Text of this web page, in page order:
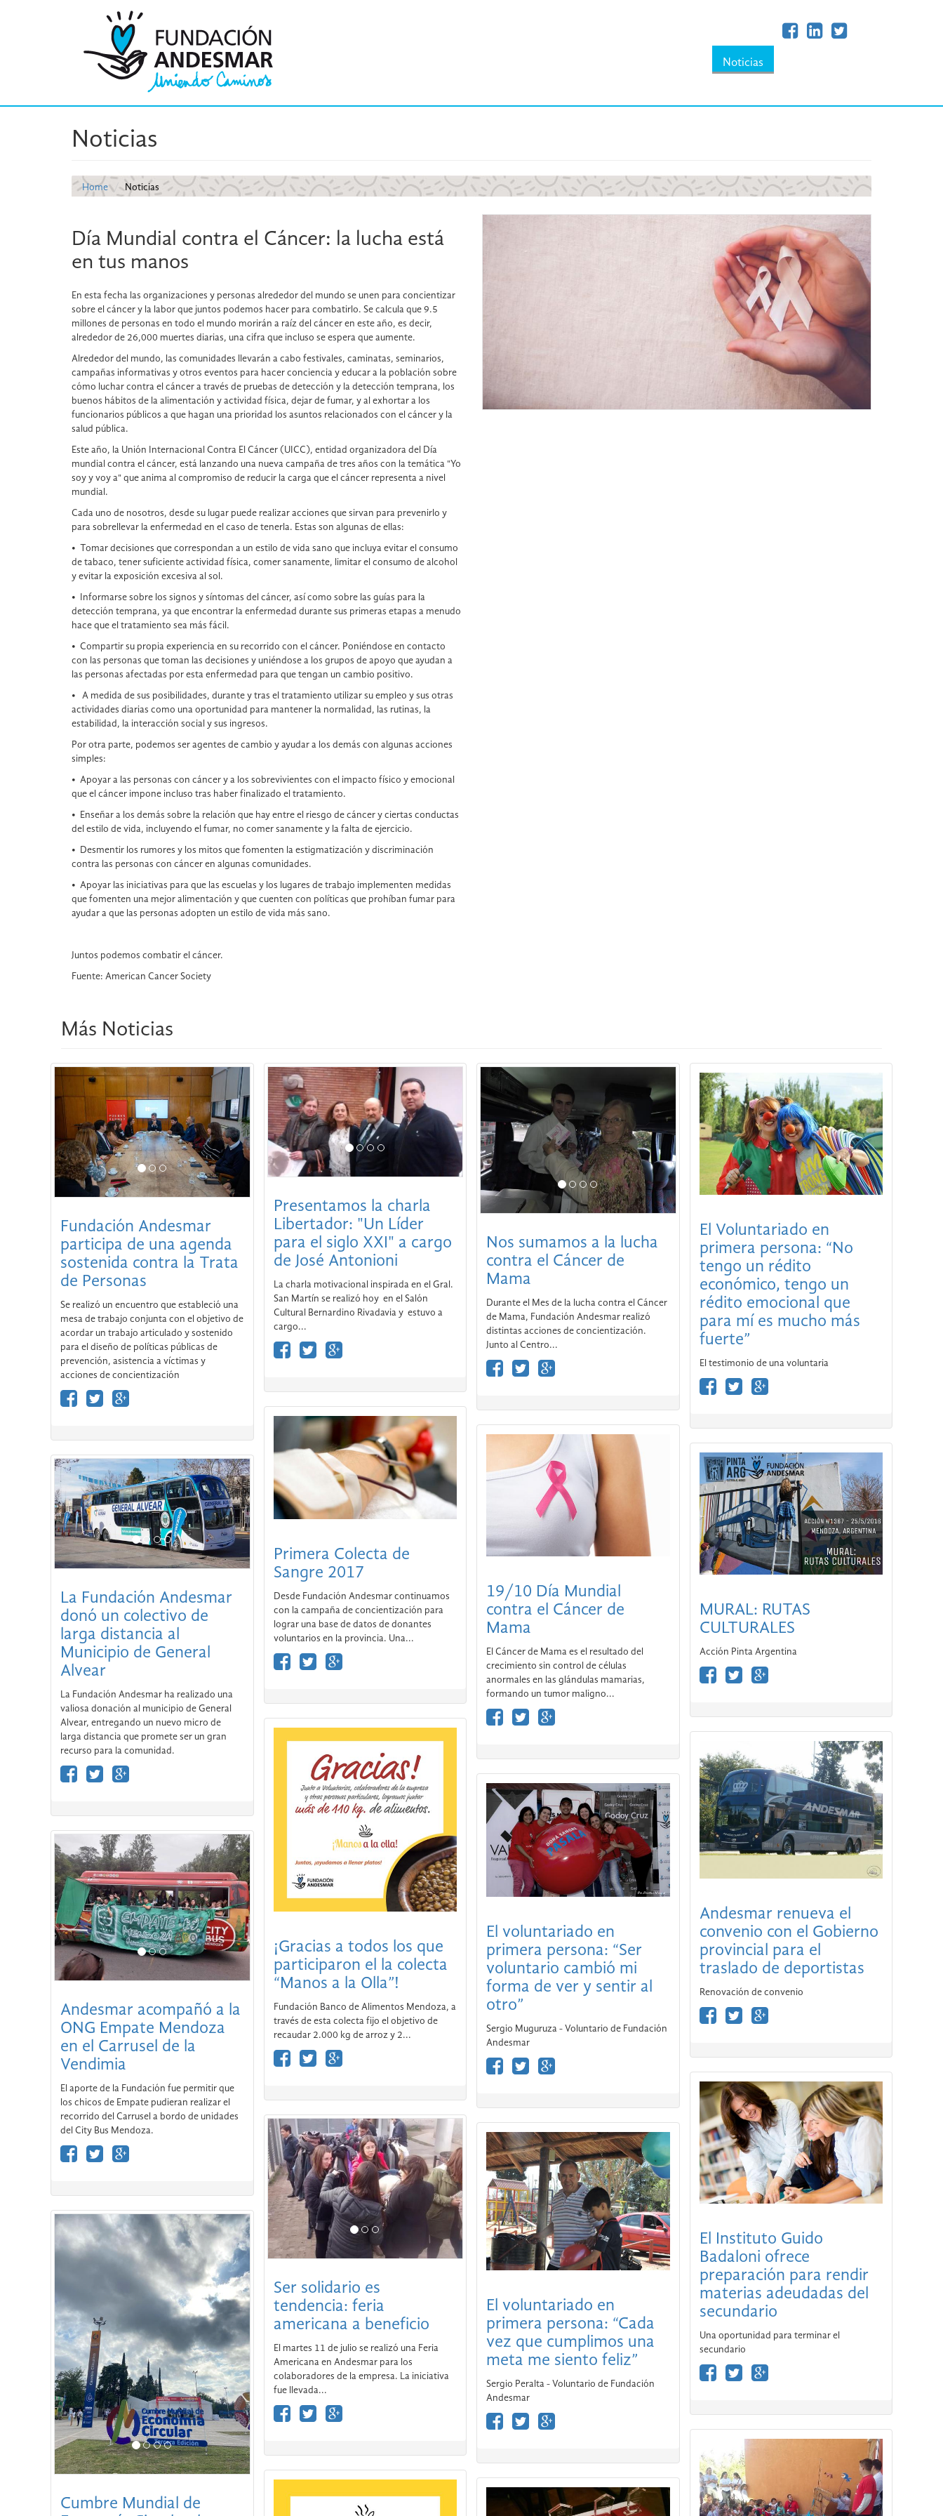
Noticias
Noticias
Home Noticias
Día Mundial contra el Cáncer: la lucha está
en tus manos
En esta fecha las organizaciones y personas alrededor del mundo se unen para concientizar
sobre el cáncer y la labor que juntos podemos hacer para combatirlo. Se calcula que 9.5
millones de personas en todo el mundo morirán a raíz del cáncer en este año, es decir,
alrededor de 26,000 muertes diarias, una cifra que incluso se espera que aumente.
Alrededor del mundo, las comunidades llevarán a cabo festivales, caminatas, seminarios,
campañas informativas y otros eventos para hacer conciencia y educar a la población sobre
cómo luchar contra el cáncer a través de pruebas de detección y la detección temprana, los
buenos hábitos de la alimentación y actividad física, dejar de fumar, y al exhortar a los
funcionarios públicos a que hagan una prioridad los asuntos relacionados con el cáncer y la
salud pública.
Este año, la Unión Internacional Contra El Cáncer (UICC), entidad organizadora del Día
mundial contra el cáncer, está lanzando una nueva campaña de tres años con la temática "Yo
soy y voy a" que anima al compromiso de reducir la carga que el cáncer representa a nivel
mundial.
Cada uno de nosotros, desde su lugar puede realizar acciones que sirvan para prevenirlo y
para sobrellevar la enfermedad en el caso de tenerla. Estas son algunas de ellas:
• Tomar decisiones que correspondan a un estilo de vida sano que incluya evitar el consumo
de tabaco, tener suficiente actividad física, comer sanamente, limitar el consumo de alcohol
y evitar la exposición excesiva al sol.
• Informarse sobre los signos y síntomas del cáncer, así como sobre las guías para la
detección temprana, ya que encontrar la enfermedad durante sus primeras etapas a menudo
hace que el tratamiento sea más fácil.
• Compartir su propia experiencia en su recorrido con el cáncer. Poniéndose en contacto
con las personas que toman las decisiones y uniéndose a los grupos de apoyo que ayudan a
las personas afectadas por esta enfermedad para que tengan un cambio positivo.
• A medida de sus posibilidades, durante y tras el tratamiento utilizar su empleo y sus otras
actividades diarias como una oportunidad para mantener la normalidad, las rutinas, la
estabilidad, la interacción social y sus ingresos.
Por otra parte, podemos ser agentes de cambio y ayudar a los demás con algunas acciones
simples:
• Apoyar a las personas con cáncer y a los sobrevivientes con el impacto físico y emocional
que el cáncer impone incluso tras haber finalizado el tratamiento.
• Enseñar a los demás sobre la relación que hay entre el riesgo de cáncer y ciertas conductas
del estilo de vida, incluyendo el fumar, no comer sanamente y la falta de ejercicio.
• Desmentir los rumores y los mitos que fomenten la estigmatización y discriminación
contra las personas con cáncer en algunas comunidades.
• Apoyar las iniciativas para que las escuelas y los lugares de trabajo implementen medidas
que fomenten una mejor alimentación y que cuenten con políticas que prohíban fumar para
ayudar a que las personas adopten un estilo de vida más sano.
Juntos podemos combatir el cáncer.
Fuente: American Cancer Society
Más Noticias
Fundación Andesmar
participa de una agenda
sostenida contra la Trata
de Personas
Se realizó un encuentro que estableció una
mesa de trabajo conjunta con el objetivo de
acordar un trabajo articulado y sostenido
para el diseño de políticas públicas de
prevención, asistencia a víctimas y
acciones de concientización
La Fundación Andesmar
donó un colectivo de
larga distancia al
Municipio de General
Alvear
La Fundación Andesmar ha realizado una
valiosa donación al municipio de General
Alvear, entregando un nuevo micro de
larga distancia que promete ser un gran
recurso para la comunidad.
Andesmar acompañó a la
ONG Empate Mendoza
en el Carrusel de la
Vendimia
El aporte de la Fundación fue permitir que
los chicos de Empate pudieran realizar el
recorrido del Carrusel a bordo de unidades
del City Bus Mendoza.
Presentamos la charla
Libertador: "Un Líder
para el siglo XXI" a cargo
de José Antonioni
La charla motivacional inspirada en el Gral.
San Martín se realizó hoy en el Salón
Cultural Bernardino Rivadavia y estuvo a
cargo...
Primera Colecta de
Sangre 2017
Desde Fundación Andesmar continuamos
con la campaña de concientización para
lograr una base de datos de donantes
voluntarios en la provincia. Una...
¡Gracias a todos los que
participaron el la colecta
“Manos a la Olla”!
Fundación Banco de Alimentos Mendoza, a
través de esta colecta fijo el objetivo de
recaudar 2.000 kg de arroz y 2...
Ser solidario es
tendencia: feria
americana a beneficio
El martes 11 de julio se realizó una Feria
Americana en Andesmar para los
colaboradores de la empresa. La iniciativa
fue llevada...
Nos sumamos a la lucha
contra el Cáncer de
Mama
Durante el Mes de la lucha contra el Cáncer
de Mama, Fundación Andesmar realizó
distintas acciones de concientización.
Junto al Centro...
19/10 Día Mundial
contra el Cáncer de
Mama
El Cáncer de Mama es el resultado del
crecimiento sin control de células
anormales en las glándulas mamarias,
formando un tumor maligno...
El voluntariado en
primera persona: “Ser
voluntario cambió mi
forma de ver y sentir al
otro”
Sergio Muguruza - Voluntario de Fundación
Andesmar
El voluntariado en
primera persona: “Cada
vez que cumplimos una
meta me siento feliz”
Sergio Peralta - Voluntario de Fundación
Andesmar
El Voluntariado en
primera persona: “No
tengo un rédito
económico, tengo un
rédito emocional que
para mí es mucho más
fuerte”
El testimonio de una voluntaria
MURAL: RUTAS
CULTURALES
Acción Pinta Argentina
Andesmar renueva el
convenio con el Gobierno
provincial para el
traslado de deportistas
Renovación de convenio
El Instituto Guido
Badaloni ofrece
preparación para rendir
materias adeudadas del
secundario
Una oportunidad para terminar el
secundario